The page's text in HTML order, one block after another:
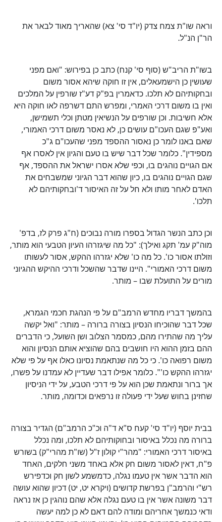
וראה שו"ת צמח צדק (יו"ד סי' צא) שהאריך מאוד לבאר את
הר"ן הנ"ל.
בשו"ת הריב"ש (סוף סי' קנח) כתב כן בפירוש: "ואם מפני
שעושין כן הישמעאלים, אין זו חוקה שיהא אסור משום
ובחקותיהם לא תלכו. כדאמרין בפ"ק דע"ז שורפין על המלכים
ואין בו משום דרכי האמרי, ומפרש התם דשרפה לאו חוקה היא
אלא חשיבות. וכן שורפים על הנשיאין מטתן וכלי תשמישן,
ואע"פ שגם העכו"ם עושים כן, לא נאסר משום דרכי האמורי,
שאם באנו לומר כן נאסור ההספד מפני שהעכו"ם ג"כ
מספידין". כלומר שכל דבר שיש בו טעם והגיון אין לאסרו אף
אם הגויים נוהגים בו, וכפי שלא אסרו ישראל את ההספד, אף
שגם הגויים נוהגים בו, כיון שהוא דבר הגיוני שמשבחים את
האדם לאחר מותו ולא חל על זה האיסור ד'ובחקותיהם לא
תלכו'.
וכן כתב הנשר הגדול בספרו מורה נבוכים (ח"ג פרק לז, בדפ'
מוה"ק עמ' תקג ואילך): "כל מה שיגזרהו העיון הטבעי הוא מותר,
וזולתו אסור כו'. כל מה כו' שלא יגזרהו ההקש, אסור לעשותו
משום דרכי האמורי". היינו שדבר שהשכל ודרכי ההיקש ההגיוני
מורים על התועלת שבו – מותר.
בהמשך דבריו מחדש הרמב"ם על פי הנהגת חכמי הגמרא,
שכל דבר שהוכיחו הנסיון בצורה ברורה – מותר: "ואל יקשה
עליך מה שהתירו מהם, כמסמר הצלוב ושן השועל, כי הדברים
ההם בזמן ההוא היו חושבים בהם שהוציא אותם הנסיון והוא
משום רפואה כו'. כי כל מה שנתאמת נסיונו כאלו אף על פי שלא
יגזרהו ההקש כו'". כלומר אפילו דבר שעדיין לא עמדנו על פשרו,
אך ברור ונתאמת שכן הוא על פי דרכי הטבע, על ידי הניסיון
שחזינן בחוש שעל ידי פעולה זו נרפאים וכדומה, מותר.
בבית יוסף (יו"ד סי' קעח ס"א ד"ה וכ"כ הרמב"ם) הגדיר בצורה
ברורה מה נכלל באיסור ובחוקותיהם לא תלכו, ומה נכלל
באיסור דרכי האמורי: "מהר"י קולון ז"ל (שו"ת מהרי"ק) בשורש
פ"ח, דאין לאסור משום חק אלא באחד משני חלקים, האחד
הוא הדבר אשר אין טעמו נגלה, כדמשמע לשון חק וכדפירש
רש"י והרמב"ן בפרשת קדושים (ויקרא יט, יט) דכיון שהוא עושה
דבר משונה אשר אין בו טעם נגלה אלא שהם נוהגין כן אז נראה
ודאי כנמשך אחריהם ומודה להם דאם לא כן למה יעשה